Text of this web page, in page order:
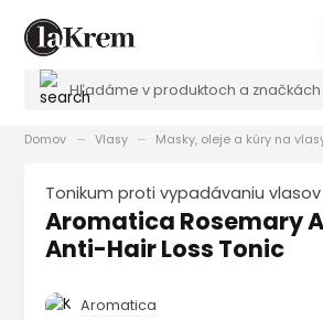
Domov Vlasy Masky, oleje a kúry na
Tonikum proti vypadávaniu vlasov
Aromatica Rosemary
Anti-Hair Loss Tonic
Aromatica